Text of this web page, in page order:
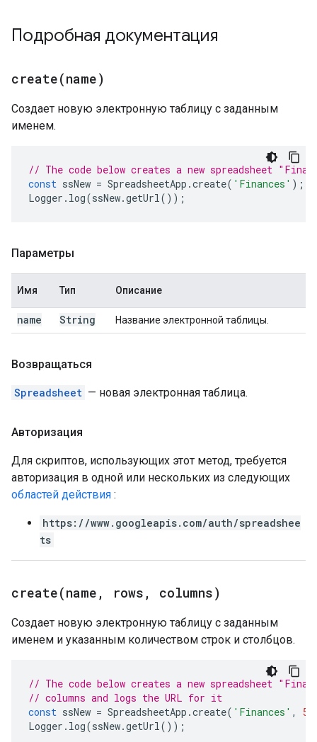
Подробная документация
create(name)
Создает новую электронную таблицу с заданным
именем.
// The code below creates a new spreadsheet
const ssNew = SpreadsheetApp .create( 'Finances' );
Logger . log(ssNew.getUrl());
Параметры
Имя Тип Описание
name String Название электронной таблицы.
Возвращаться
Spreadsheet — новая электронная таблица.
Авторизация
Для скриптов, использующих этот метод, требуется
авторизация в одной или нескольких из следующих
областей действия :
https://www.googleapis.com/auth/spreadshee
ts
create(name , rows , columns)
Создает новую электронную таблицу с заданным
именем и указанным количеством строк и столбцов.
// The code below creates a new spreadsheet
// columns and logs the URL for it
const ssNew = SpreadsheetApp .create( 'Finances' , 50
Logger . log(ssNew.getUrl());